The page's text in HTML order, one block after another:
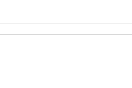
барбекю, парковка на